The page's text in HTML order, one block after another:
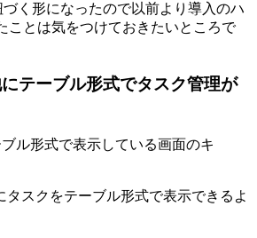
づく形になったので以前より導入のハ
ことは気をつけておきたいところで
テーブル形式でタスク管理が
タスクをテーブル形式で表示できるよ